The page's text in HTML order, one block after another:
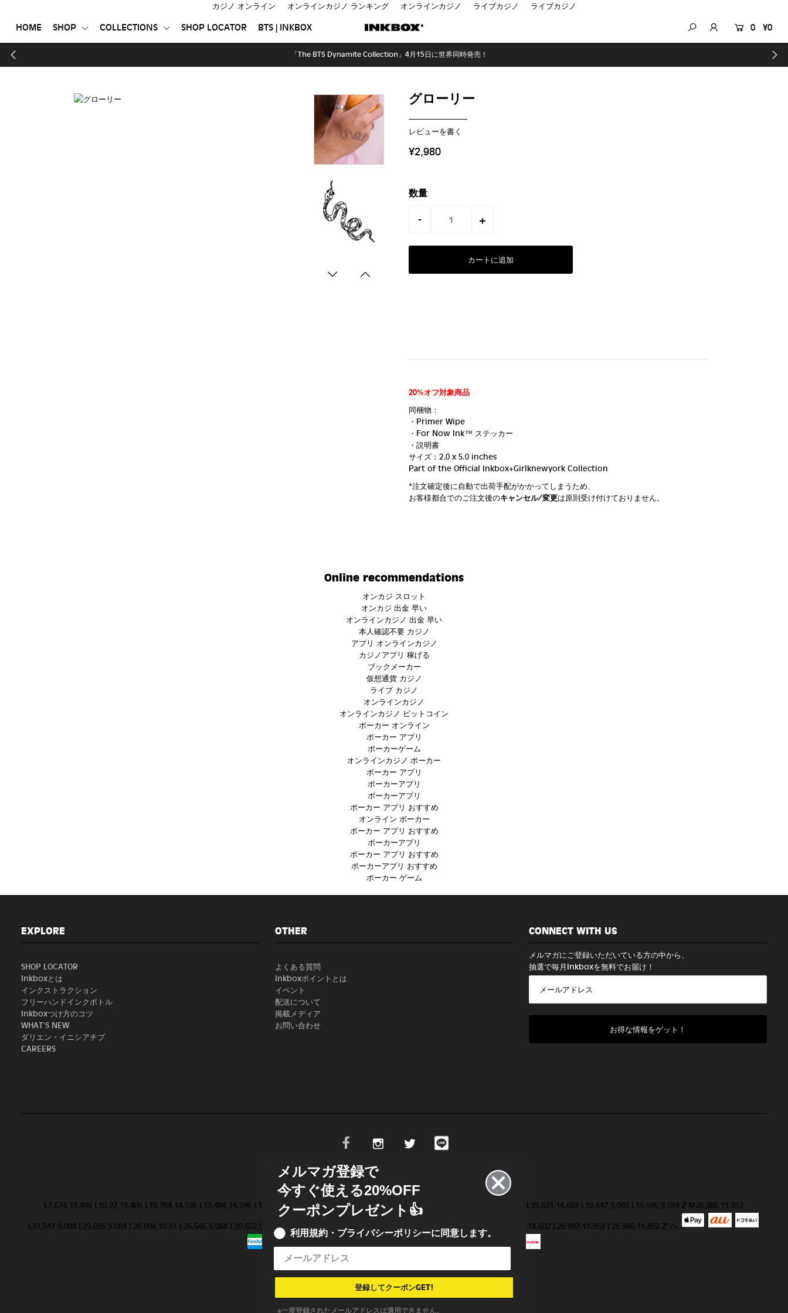
カジノ オンライン オンラインカジノ ランキング オンラインカジノ ライブカジノ ライブカジノ
HOME SHOP COLLECTIONS SHOP LOCATOR BTS | INKBOX 0 ¥0
「The BTS Dynamite Collection」4月15日に世界同時発売！
グローリー
レビューを書く
¥2,980
数量
- +
20%オフ対象商品
同梱物：
・Primer Wipe
・For Now Ink ™ ステッカー
・説明書
サイズ：2.0 x 5.0 inches
Part of the Official Inkbox+Girlknewyork Collection
*注文確定後に自動で出荷手配がかかってしまうため、
お客様都合でのご注文後のキャンセル/変更は原則受け付けておりません。
Online recommendations
オンカジ スロット
オンカジ 出金 早い
オンラインカジノ 出金 早い
本人確認不要 カジノ
アプリ オンラインカジノ
カジノアプリ 稼げる
ブックメーカー
仮想通貨 カジノ
ライブ カジノ
オンラインカジノ
オンラインカジノ ビットコイン
ポーカー オンライン
ポーカー アプリ
ポーカーゲーム
オンラインカジノ ポーカー
ポーカー アプリ
ポーカーアプリ
ポーカーアプリ
ポーカー アプリ おすすめ
オンライン ポーカー
ポーカー アプリ おすすめ
ポーカーアプリ
ポーカー アプリ おすすめ
ポーカーアプリ おすすめ
ポーカー ゲーム
EXPLORE
SHOP LOCATOR
Inkboxとは
インクストラクション
フリーハンドインクボトル
Inkboxつけ方のコツ
WHAT'S NEW
ダリエン・イニシアチブ
CAREERS
OTHER
よくある質問
Inkboxポイントとは
イベント
配送について
掲載メディア
お問い合わせ
CONNECT WITH US
メルマガにご登録いただいている方の中から、
抽選で毎月Inkboxを無料でお届け！
L7.674,13.406 L10.27,13.406 L10.764,14.596 L13.484,14.596 L13.484,10.661 L15.235,14.602 L16.425,14.602 L18.165,10.673 L18.165,14.603 L19.623,14.603 L19.647,9.083 L19.646,9.084 Z M28.986,11.852
L31.517,9.084 L29.695,9.084 L28.094,10.81 L26.546,9.084 L20.652,9.084 L20.652,14.602 L26.462,14.602 L28.076,12.864 L29.624,14.602 L31.499,14.602 L28.987,11.852 L28.986,11.852 Z"/>
特定商取引法に基づく表記 • 利用規約 •プライバシーポリシー
HOME
メルマガ登録で
今すぐ使える20%OFF
クーポンプレゼント👍
利用規約・プライバシーポリシーに同意します。
登録してクーポンGET!
※一度登録されたメールアドレスは適用できません。